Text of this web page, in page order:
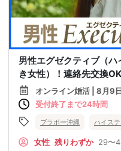
男性エグゼクティブ（
き女性）！連絡先交換
オンライン婚活 | 8月9
受付終了まで24時間
ブラボー沖縄 ハイス
女性 残りわずか 29〜